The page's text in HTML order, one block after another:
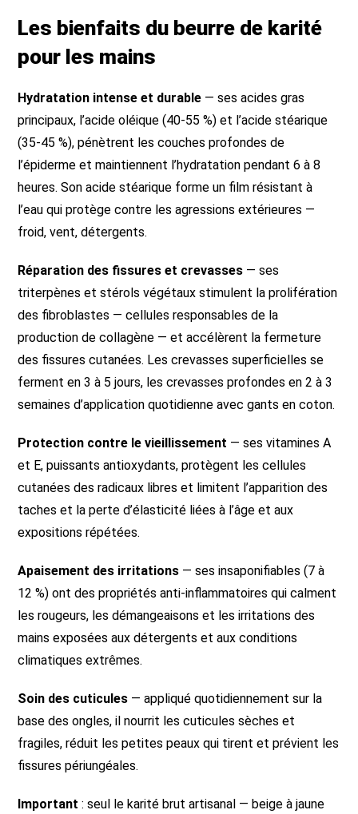
Les bienfaits du beurre de karité
pour les mains
Hydratation intense et durable — ses acides gras
principaux, l’acide oléique (40-55 %) et l’acide stéarique
(35-45 %), pénètrent les couches profondes de
l’épiderme et maintiennent l’hydratation pendant 6 à 8
heures. Son acide stéarique forme un film résistant à
l’eau qui protège contre les agressions extérieures —
froid, vent, détergents.
Réparation des fissures et crevasses — ses
triterpènes et stérols végétaux stimulent la prolifération
des fibroblastes — cellules responsables de la
production de collagène — et accélèrent la fermeture
des fissures cutanées. Les crevasses superficielles se
ferment en 3 à 5 jours, les crevasses profondes en 2 à 3
semaines d’application quotidienne avec gants en coton.
Protection contre le vieillissement — ses vitamines A
et E, puissants antioxydants, protègent les cellules
cutanées des radicaux libres et limitent l’apparition des
taches et la perte d’élasticité liées à l’âge et aux
expositions répétées.
Apaisement des irritations — ses insaponifiables (7 à
12 %) ont des propriétés anti-inflammatoires qui calment
les rougeurs, les démangeaisons et les irritations des
mains exposées aux détergents et aux conditions
climatiques extrêmes.
Soin des cuticules — appliqué quotidiennement sur la
base des ongles, il nourrit les cuticules sèches et
fragiles, réduit les petites peaux qui tirent et prévient les
fissures périungéales.
Important : seul le karité brut artisanal — beige à jaune